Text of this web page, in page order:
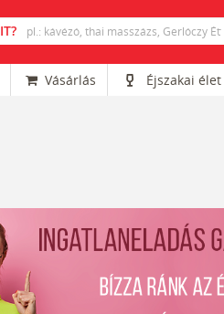
Vásárlás Éjszakai élet